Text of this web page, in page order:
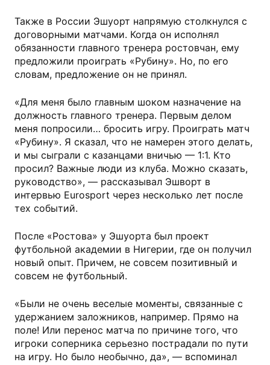
Также в России Эшуорт напрямую столкнулся с
договорными матчами. Когда он исполнял
обязанности главного тренера ростовчан, ему
предложили проиграть «Рубину». Но, по его
словам, предложение он не принял.
«Для меня было главным шоком назначение на
должность главного тренера. Первым делом
меня попросили… бросить игру. Проиграть матч
«Рубину». Я сказал, что не намерен этого делать,
и мы сыграли с казанцами вничью — 1:1. Кто
просил? Важные люди из клуба. Можно сказать,
руководство», — рассказывал Эшворт в
интервью Eurosport через несколько лет после
тех событий.
После «Ростова» у Эшуорта был проект
футбольной академии в Нигерии, где он получил
новый опыт. Причем, не совсем позитивный и
совсем не футбольный.
«Были не очень веселые моменты, связанные с
удержанием заложников, например. Прямо на
поле! Или перенос матча по причине того, что
игроки соперника серьезно пострадали по пути
на игру. Но было необычно, да», — вспоминал